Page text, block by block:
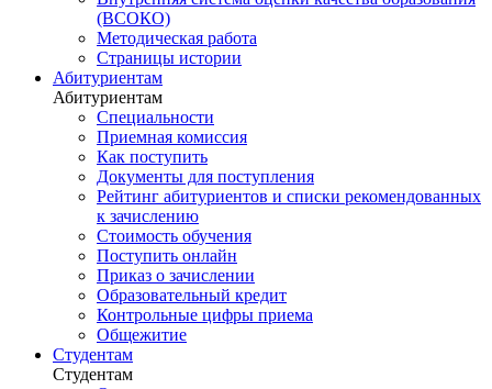
(ВСОКО)
Методическая работа
Страницы истории
Абитуриентам
Абитуриентам
Специальности
Приемная комиссия
Как поступить
Документы для поступления
Рейтинг абитуриентов и списки рекомендованных
к зачислению
Стоимость обучения
Поступить онлайн
Приказ о зачислении
Образовательный кредит
Контрольные цифры приема
Общежитие
Студентам
Студентам